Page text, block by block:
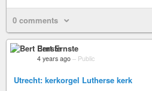
0 comments
Bert Ernste
4 years ago – Public
Utrecht: kerkorgel Lutherse kerk